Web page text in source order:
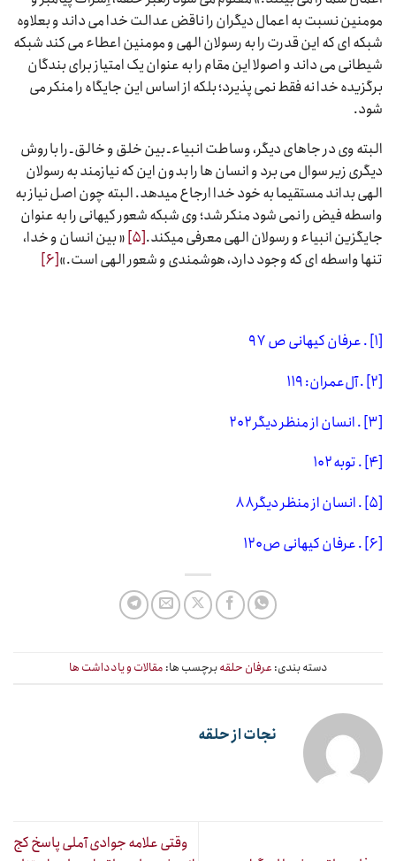
مومنین نسبت به اعمال دیگران را ناقض عدالت خدا می داند و بعلاوه
شبکه ای که این قدرت را به رسولان الهی و مومنین اعطاء می کند شبکه
شیطانی می داند و اصولا این مقام را به عنوان یک امتیاز برای بندگان
برگزیده خدا نه فقط نمی پذیرد؛ بلکه از اساس این جایگاه را منکر می
شود.
البته وی در جاهای دیگر، وساطت انبیاء ـ بین خلق و خالق ـ را با روش
دیگری زیر سوال می برد و انسان ها را بدون این که نیازمند به رسولان
الهی بداند مستقیما به خود خدا ارجاع میدهد. البته چون اصل نیاز به
واسطه فیض را نمی شود منکر شد؛ وی شبکه شعور کیهانی را به عنوان
جایگزین انبیاء و رسولان الهی معرفی میکند.[۵]
« بین انسان و خدا،
تنها واسطه ای که وجود دارد، هوشمندی و شعور الهی است.»[۶]
[۱] . عرفان کیهانی ص ۹۷
[۲]
. آل‌عمران: ۱۱۹
[۳]
. انسان از منظر دیگر ۲۰۲
[۴]
. توبه ۱۰۲
[۵]
. انسان از منظر دیگر۸۸
[۶]
. عرفان کیهانی ص۱۲۰
دسته بندی: عرفان حلقهبرچسب ها: مقالات و یادداشت ها
نجات از حلقه
وقتی علامه جوادی آملی پاسخ کج